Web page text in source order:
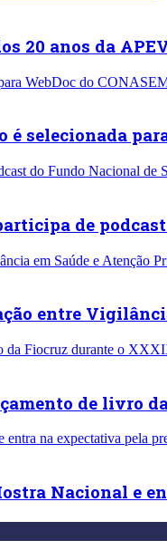
20 anos da
selecionada
de
entre
de livro
Nacional e